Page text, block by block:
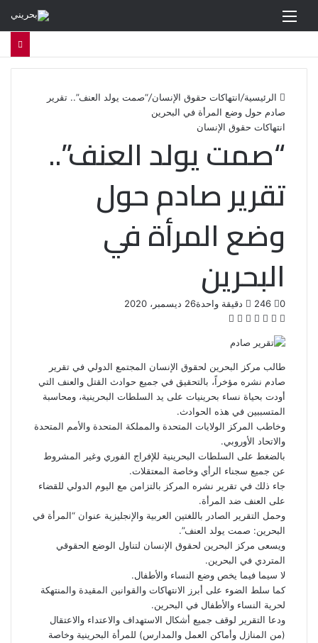
الرئيسية/انتهاكات حقوق الإنسان/“صمت يولد العنف”.. تقرير
صادم حول وضع المرأة في البحرين
انتهاكات حقوق الإنسان
“صمت يولد العنف”..
تقرير صادم حول
وضع المرأة في
البحرين
26 ديسمبر، 2020 0
دقيقة واحدة
ف
ي
س
ب
و
ت
ي
ل
ن
u
m
l
ب
ن
ي
س
e
d
d
ب
طالب مركز البحرين لحقوق الإنسان المجتمع الدولي في تقرير
صادم نشره مؤخراً، بالتحقيق في جميع حوادث القتل والعنف التي
أودت بحياة نساء بحرينيات على يد السلطات البحرينية، ومحاسبة
المتسببين في هذه الحوادث.
وخاطب المركز الولايات المتحدة والمملكة المتحدة والأمم المتحدة
والاتحاد الأوروبي.
بالضغط على السلطات البحرينية للإفراج الفوري وغير المشروط
عن جميع سجناء الرأي وخاصة المعتقلات.
جاء ذلك في تقرير نشره المركز بالتزامن مع اليوم الدولي للقضاء
على العنف ضد المرأة.
وحمل التقرير الصادر باللغتين العربية والإنجليزية عنوان “المرأة في
البحرين: صمت يولد العنف”.
ويسعى مركز البحرين لحقوق الإنسان لتناول الوضع الحقوقي
المتردي في البحرين.
لا سيما فيما يخص وضع النساء والأطفال.
كما سلط الضوء على أبرز الانتهاكات والقوانين المقيدة والمنتهكة
لحرية النساء والأطفال في البحرين.
ودعا التقرير لوقف جميع أشكال الاستهداف والاعتداء والاعتقال
(من المنازل وأماكن العمل والمدارس) للمرأة البحرينية وخاصة